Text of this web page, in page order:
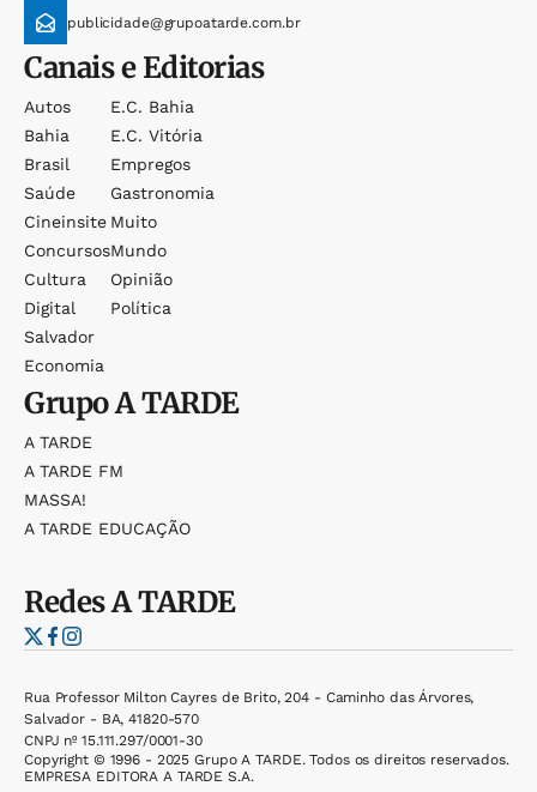
publicidade@grupoatarde.com.br
Canais e Editorias
Autos
Bahia
Brasil
Saúde
Cineinsite
Concursos
Cultura
Digital
Salvador
Economia
E.c. Bahia
E.c. Vitória
Empregos
Gastronomia
Muito
Mundo
Opinião
Política
GrupoA TARDE
A TARDE
A TARDE FM
MASSA!
A TARDE EDUCAÇÃO
RedesA TARDE
Rua Professor Milton Cayres de Brito, 204 - Caminho das Árvores,
Salvador - BA, 41820-570
CNPJ nº 15.111.297/0001-30
Copyright © 1996 - 2025 Grupo A TARDE. Todos os direitos reservados.
EMPRESA EDITORA A TARDE S.A.